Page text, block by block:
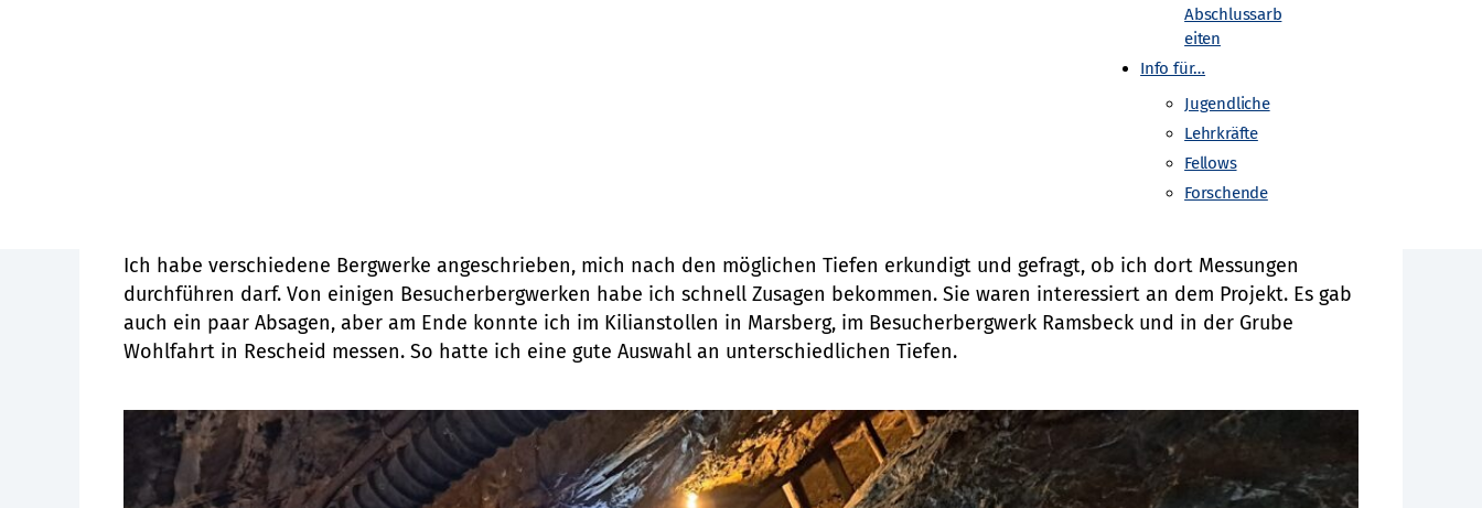
Abschlussarb
eiten
Info für…
Jugendliche
Lehrkräfte
Fellows
Forschende
Während des Camps haben wir in verschiedenen Stockwerken eines Hochhauses gemessen. Die Betondecken schirmen einen Teil der
kosmischen Teilchen ab, deshalb ist die Myonenrate im Erdgeschoss geringer als in der obersten Etage. Diese Abschirmung fand ich
besonders spannend. Ich wollte genauer untersuchen, welche Faktoren die Myonenrate beeinflussen. Wenn schon ein Hochhaus einen
Ich habe verschiedene Bergwerke angeschrieben, mich nach den möglichen Tiefen erkundigt und gefragt, ob ich dort Messungen
durchführen darf. Von einigen Besucherbergwerken habe ich schnell Zusagen bekommen. Sie waren interessiert an dem Projekt. Es gab
auch ein paar Absagen, aber am Ende konnte ich im Kilianstollen in Marsberg, im Besucherbergwerk Ramsbeck und in der Grube
Wohlfahrt in Rescheid messen. So hatte ich eine gute Auswahl an unterschiedlichen Tiefen.